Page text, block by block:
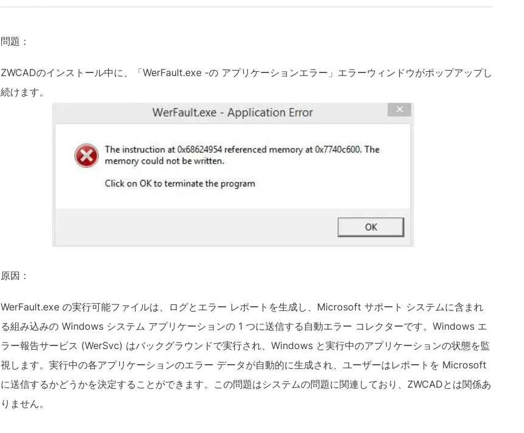
問題：
ZWCADのインストール中に、「WerFault.exe -の アプリケーションエラー」エラーウィンドウがポップアップし
続けます。
原因：
WerFault.exe の実行可能ファイルは、ログとエラー レポートを生成し、Microsoft サポート システムに含まれ
る組み込みの Windows システム アプリケーションの 1 つに送信する自動エラー コレクターです。Windows エ
ラー報告サービス (WerSvc) はバックグラウンドで実行され、Windows と実行中のアプリケーションの状態を監
視します。実行中の各アプリケーションのエラー データが自動的に生成され、ユーザーはレポートを Microsoft
に送信するかどうかを決定することができます。この問題はシステムの問題に関連しており、ZWCADとは関係あ
りません。